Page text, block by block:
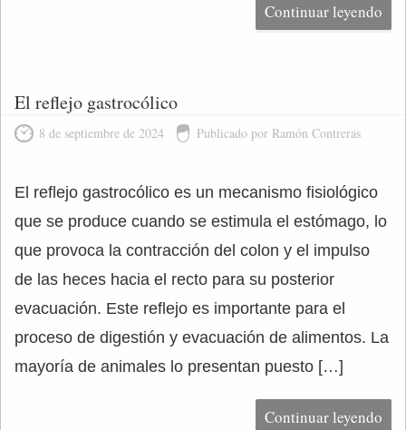
Continuar leyendo
El reflejo gastrocólico
8 de septiembre de 2024 Publicado por Ramón Contreras
El reflejo gastrocólico es un mecanismo fisiológico
que se produce cuando se estimula el estómago, lo
que provoca la contracción del colon y el impulso
de las heces hacia el recto para su posterior
evacuación. Este reflejo es importante para el
proceso de digestión y evacuación de alimentos. La
mayoría de animales lo presentan puesto […]
Continuar leyendo